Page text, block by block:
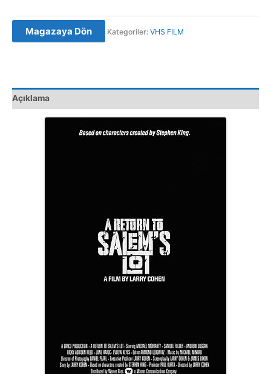
Magazaya Dön Kategoriler: VHS FILM
Açıklama